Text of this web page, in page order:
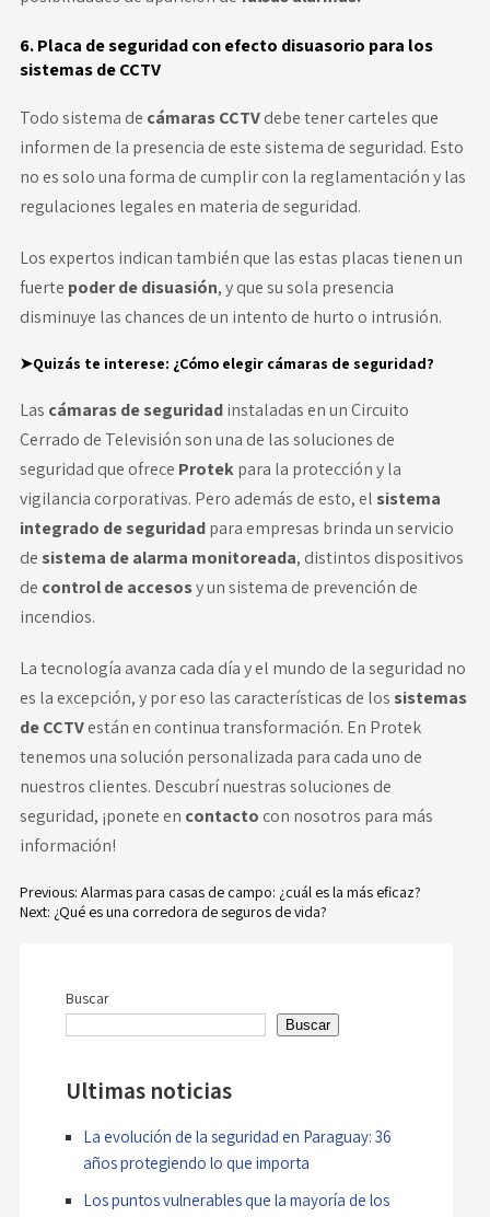
6. Placa de seguridad con efecto disuasorio para los
sistemas de CCTV
Todo sistema de cámaras CCTVdebe tener carteles que
informen de la presencia de este sistema de seguridad. Esto
no es solo una forma de cumplir con la reglamentación y las
regulaciones legales en materia de seguridad.
Los expertos indican también que las estas placas tienen un
fuerte poder de disuasión, y que su sola presencia
disminuye las chances de un intento de hurto o intrusión.
➤Quizás te interese: ¿Cómo elegir cámaras de seguridad?
Las cámaras de seguridadinstaladas en un Circuito
Cerrado de Televisiónson una de las soluciones de
seguridad que ofrece Protekpara la protección y la
vigilancia corporativas. Pero además de esto, el sistema
integrado de seguridadpara empresas brinda un servicio
de sistema de alarma monitoreada, distintos dispositivos
de control de accesosy un sistema de prevención de
incendios.
La tecnología avanza cada día y el mundo de la seguridad no
es la excepción, y por eso las características de los sistemas
de CCTVestán en continua transformación. En Protek
tenemos una solución personalizada para cada uno de
nuestros clientes. Descubrí nuestras soluciones de
seguridad, ¡ponete en contacto con nosotros para más
información!
entradas
Previous: Alarmas para casas de campo: ¿cuál es la más eficaz?
Next: ¿Qué es una corredora de seguros de vida?
Buscar
Buscar
Ultimas noticias
La evolución de la seguridad en Paraguay: 36
años protegiendo lo que importa
Los puntos vulnerables que la mayoría de los